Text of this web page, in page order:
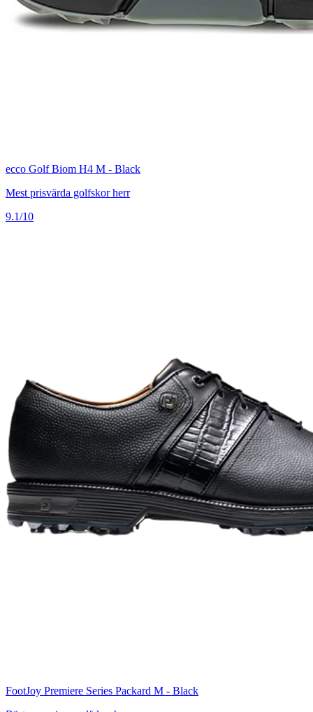
ecco Golf Biom H4 M - Black
Mest prisvärda golfskor herr
9.1/10
FootJoy Premiere Series Packard M - Black